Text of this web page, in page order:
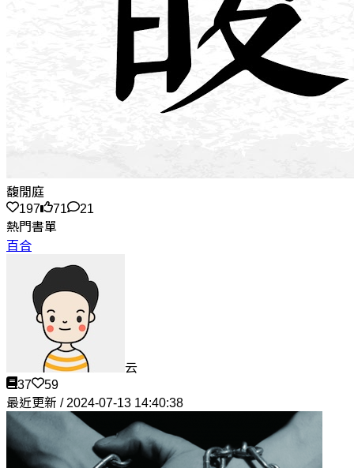
馥閒庭
197
71
21
熱門書單
百合
云
37
59
最近更新 / 2024-07-13 14:40:38